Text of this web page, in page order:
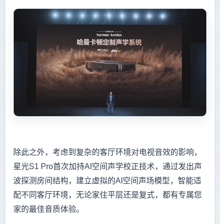
除此之外，考虑到复杂的客厅环境对电视音效的影响，
星光S1 Pro首次加持AI空间声学校正技术，通过发出声
波探测房间结构，建立虚拟的AI空间声场模型，智能适
配不同客厅环境，无论家住平层还是复式，都有专属您
家的最佳音质体验。